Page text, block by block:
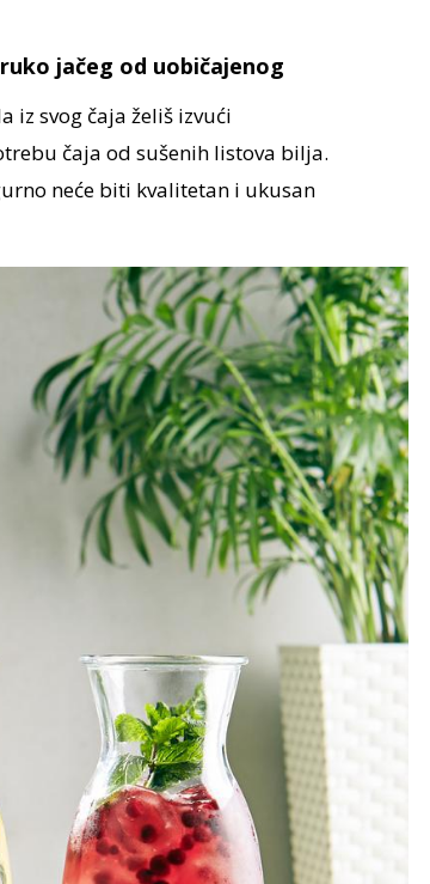
jačeg od uobičajenog
iz svog čaja želiš izvući
čaja od sušenih listova bilja.
neće biti kvalitetan i ukusan